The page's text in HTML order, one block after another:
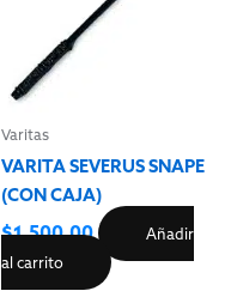
Varitas
VARITA SEVERUS SNAPE
(CON CAJA)
$1,500.00
Añadir
al carrito